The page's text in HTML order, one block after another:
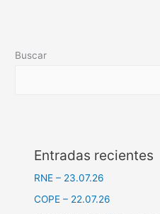
Buscar
Entradas recientes
RNE – 23.07.26
COPE – 22.07.26